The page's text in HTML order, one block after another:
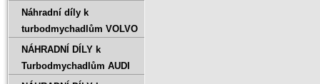
Náhradní díly k
turbodmychadlům VOLVO
NÁHRADNÍ DÍLY k
Turbodmychadlům AUDI